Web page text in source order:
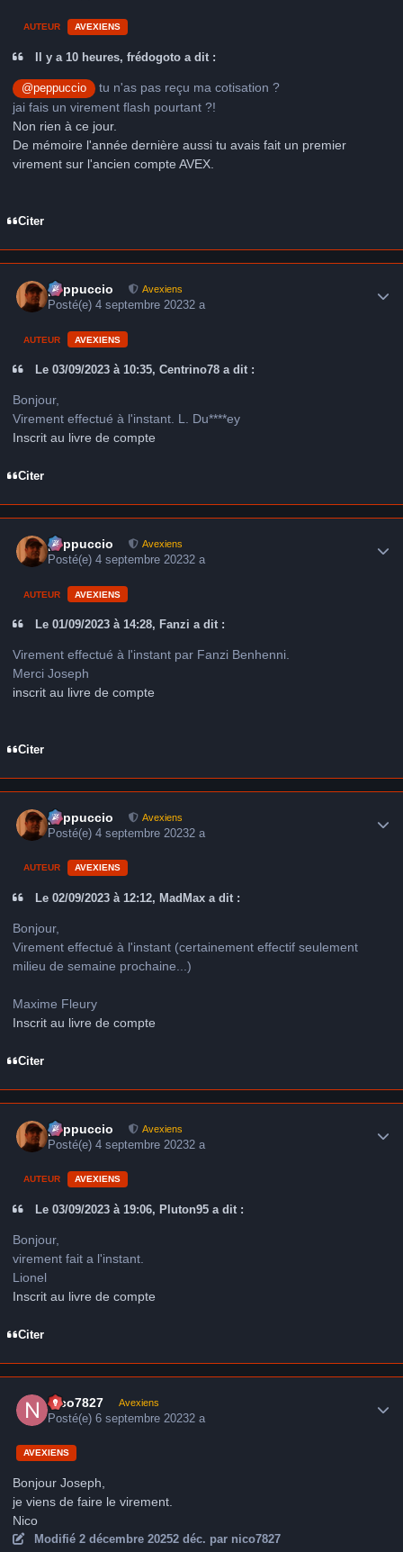
AUTEUR AVEXIENS
Il y a 10 heures, frédogoto a dit :
@peppuccio
tu n'as pas reçu ma cotisation ?
jai fais un virement flash pourtant ?!
Non rien à ce jour.
De mémoire l'année dernière aussi tu avais fait un premier
virement sur l'ancien compte AVEX.
Citer
peppuccio Avexiens
Posté(e)4 septembre 20232 a
AUTEUR AVEXIENS
Le 03/09/2023 à 10:35, Centrino78 a dit :
Bonjour,
Virement effectué à l'instant. L. Du****ey
Inscrit au livre de compte
Citer
peppuccio Avexiens
Posté(e)4 septembre 20232 a
AUTEUR AVEXIENS
Le 01/09/2023 à 14:28, Fanzi a dit :
Virement effectué à l'instant par Fanzi Benhenni.
Merci Joseph
inscrit au livre de compte
Citer
peppuccio Avexiens
Posté(e)4 septembre 20232 a
AUTEUR AVEXIENS
Le 02/09/2023 à 12:12, MadMax a dit :
Bonjour,
Virement effectué à l'instant (certainement effectif seulement
milieu de semaine prochaine...)
Maxime Fleury
Inscrit au livre de compte
Citer
peppuccio Avexiens
Posté(e)4 septembre 20232 a
AUTEUR AVEXIENS
Le 03/09/2023 à 19:06, Pluton95 a dit :
Bonjour,
virement fait a l'instant.
Lionel
Inscrit au livre de compte
Citer
nico7827 Avexiens
Posté(e)6 septembre 20232 a
AVEXIENS
Bonjour Joseph,
je viens de faire le virement.
Nico
Modifié 2 décembre 20252 déc. par nico7827